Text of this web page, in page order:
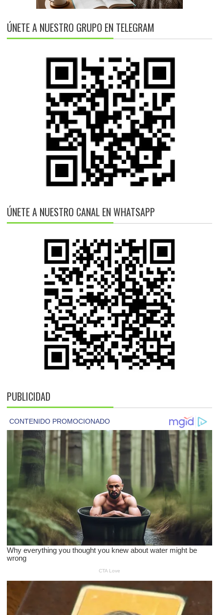
ÚNETE A NUESTRO GRUPO EN TELEGRAM
ÚNETE A NUESTRO CANAL EN WHATSAPP
PUBLICIDAD